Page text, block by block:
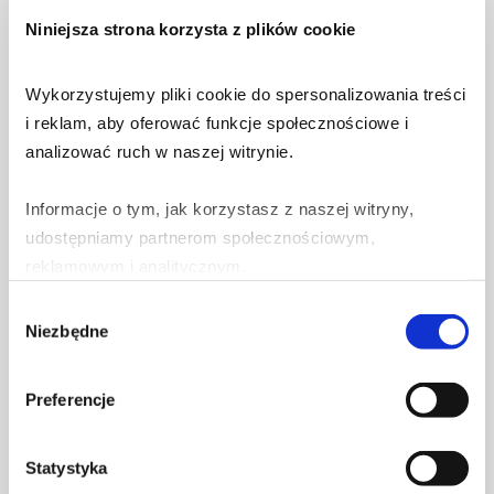
Niniejsza strona korzysta z plików cookie
Wykorzystujemy pliki cookie do spersonalizowania treści
i reklam, aby oferować funkcje społecznościowe i
analizować ruch w naszej witrynie.
Informacje o tym, jak korzystasz z naszej witryny,
udostępniamy partnerom społecznościowym,
Partnerzy mogą połączyć te informacje z innymi danymi
zgody
Niezbędne
Preferencje
Statystyka
31 lipca 2026
Fałszywe SMS-y o wniosku
mieszkaniowym. Kolejny etap
kampanii wyłudzającej dane
osobowe i kart płatniczych.
Dowiedz się więcej
Oszuści mogą podszywać się
rozpoznać fałszywy SMS i